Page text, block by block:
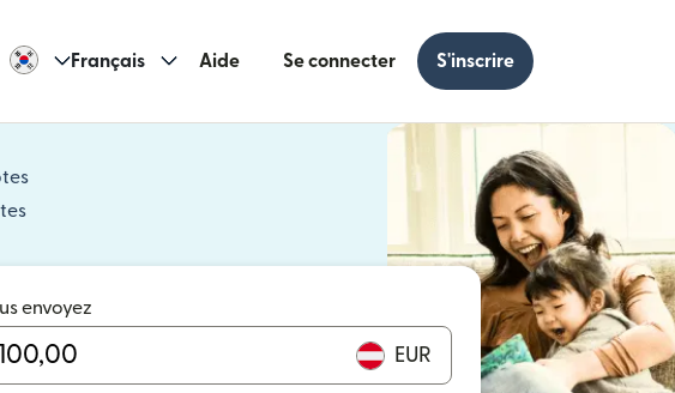
Français Aide Se connecter S'inscrire
(s'ouvre dans une nouvelle fenêtre)
envoyez
EUR